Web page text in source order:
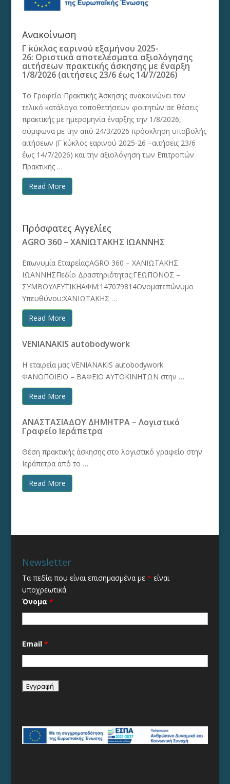
Ανακοίνωση
Γ΄ κύκλος εαρινού εξαμήνου 2025-
26: Οριστικά αποτελέσματα αξιολόγησης
αιτήσεων πρακτικής άσκησης με έναρξη
1/8/2026 (αιτήσεις 23/6 έως 14/7/2026)
Το Γραφείο Πρακτικής Άσκησης ανακοινώνει τον
τελικό κατάλογο τοποθετήσεων φοιτητών σε θέσεις
πρακτικής με ημερομηνία έναρξης την 1/8/2026,
σύμφωνα με την από 24/3/2026 πρόσκληση υποβολής
αιτήσεων (Γ΄ κύκλος εαρινού 2025-26 –αιτήσεις 23/6
έως 14/7/2026) και την αξιολόγηση των Επιτροπών
Πρακτικής …
Read More
Πρόσφατες Αγγελίες
AGRO 360 – ΧΑΝΙΩΤΑΚΗΣ ΙΩΑΝΝΗΣ
Επωνυμία Εταιρείας:AGRO 360 – ΧΑΝΙΩΤΑΚΗΣ
ΙΩΑΝΝΗΣΠεδίο Δραστηριότητας:ΓΕΩΠΟΝΟΣ –
ΣΥΜΒΟΥΛΕΥΤΙΚΗΑΦΜ:147079814Ονοματεπώνυμο
Υπευθύνου:ΧΑΝΙΩΤΑΚΗΣ …
Read More
VENIANAKIS autobodywork
Η εταιρεία μας VENIANAKIS autobodywork
ΦΑΝΟΠΟΙΕΙΟ – ΒΑΦΕΙΟ ΑΥΤΟΚΙΝΗΤΩΝ στην …
Read More
ΑΝΑΣΤΑΣΙΑΔΟΥ ΔΗΜΗΤΡΑ – Λογιστικό
Γραφείο Ιεράπετρα
Θέση πρακτικής άσκησης στο λογιστικό γραφείο στην
Ιεράπετρα από το …
Read More
Newsletter
Τα πεδία που είναι επισημασμένα με * είναι
υποχρεωτικά
Όνομα *
Email *